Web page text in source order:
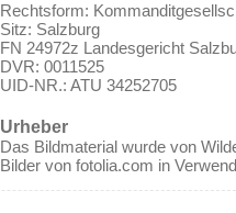
Rechtsform:
Sitz: Salzburg
FN 24972z Landesgericht
DVR: 0011525
UID-NR.: ATU 34252705
Urheber
Das Bildmaterial wurde von
Bilder von fotolia.com in